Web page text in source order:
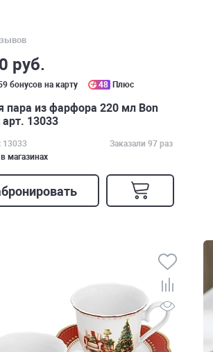
руб.
бонусов на карту 48 Плюс
пара из фарфора 220 мл Bon
13033
13033
Заказали 97 раз
магазинах